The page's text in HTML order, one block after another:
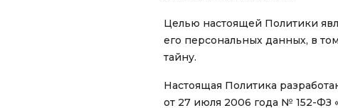
Целью настоящей Политики
его персональных данных, в
тайну.
Настоящая Политика
от 27 июля 2006 года № 152-